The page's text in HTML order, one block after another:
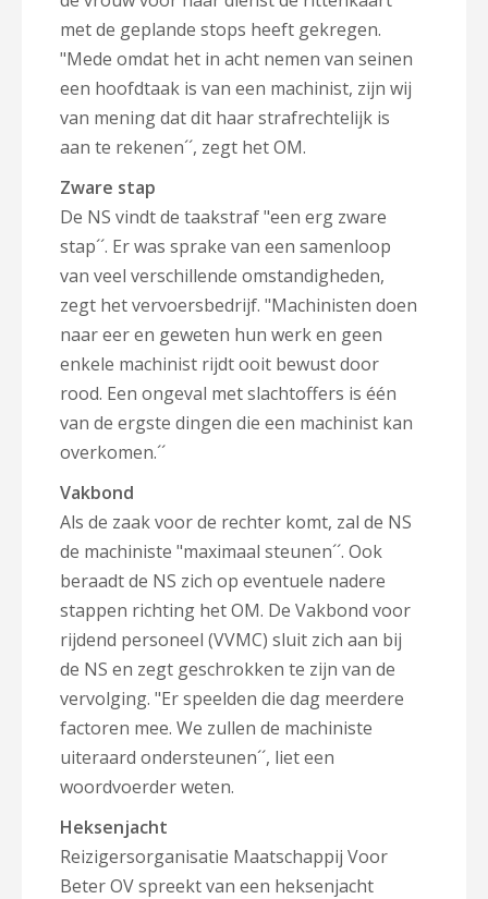
met de geplande stops heeft gekregen.
"Mede omdat het in acht nemen van seinen
een hoofdtaak is van een machinist, zijn wij
van mening dat dit haar strafrechtelijk is
aan te rekenen´´, zegt het OM.
Zware stap
De NS vindt de taakstraf "een erg zware
stap´´. Er was sprake van een samenloop
van veel verschillende omstandigheden,
zegt het vervoersbedrijf. "Machinisten doen
naar eer en geweten hun werk en geen
enkele machinist rijdt ooit bewust door
rood. Een ongeval met slachtoffers is één
van de ergste dingen die een machinist kan
overkomen.´´
Vakbond
Als de zaak voor de rechter komt, zal de NS
de machiniste "maximaal steunen´´. Ook
beraadt de NS zich op eventuele nadere
stappen richting het OM. De Vakbond voor
rijdend personeel (VVMC) sluit zich aan bij
de NS en zegt geschrokken te zijn van de
vervolging. "Er speelden die dag meerdere
factoren mee. We zullen de machiniste
uiteraard ondersteunen´´, liet een
woordvoerder weten.
Heksenjacht
Reizigersorganisatie Maatschappij Voor
Beter OV spreekt van een heksenjacht